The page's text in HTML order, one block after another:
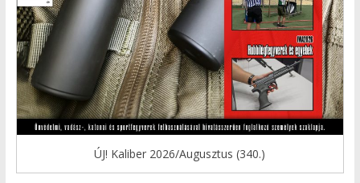
ÚJ! Kaliber 2026/Augusztus (340.)